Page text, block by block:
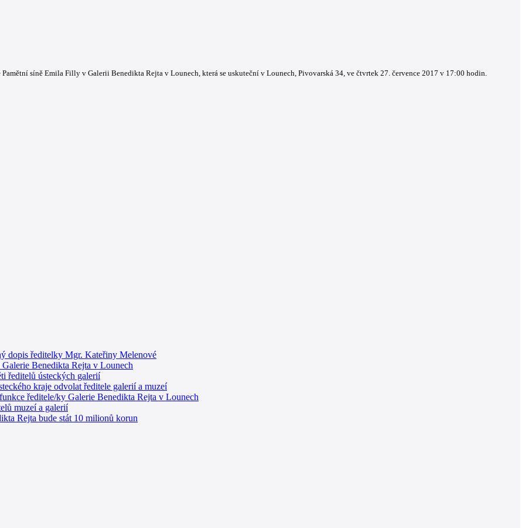
síně Emila Filly v Galerii Benedikta Rejta v Lounech, která se uskuteční v Lounech, Pivovarská 34, ve čtvrtek 27. července 2017 v 17:00 hodin.
dopis ředitelky Mgr. Kateřiny Melenové
Benedikta Rejta v Lounech
ředitelů ústeckých galerií
kraje odvolat ředitele galerií a muzeí
ředitele/ky Galerie Benedikta Rejta v Lounech
muzeí a galerií
Rejta bude stát 10 milionů korun